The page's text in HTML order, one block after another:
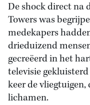
De shock direct na
Towers was
medekapers
drieduizend
gecreëerd in het
televisie
keer de
lichamen.